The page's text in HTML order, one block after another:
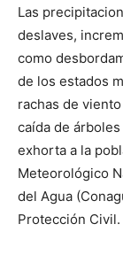
Las
deslaves,
como
de los estados
rachas de
caída de
exhorta a la
Meteorológico
del Agua
Protección Civil.